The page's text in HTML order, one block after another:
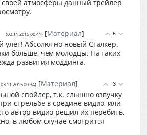
атмосферы данный трейлер
5
(03.11.2015 00:41) [Материал]
улёт! Абсолютно новый Сталкер.
больше, чем молодцы. На таких
развития моддинга.
-3
(03.11.2015 00:34) [Материал]
спойлер, т.к. слышно озвучку
стрельбе в средине видио, или
автор видио решил их перебить,
в любом случае смотрится